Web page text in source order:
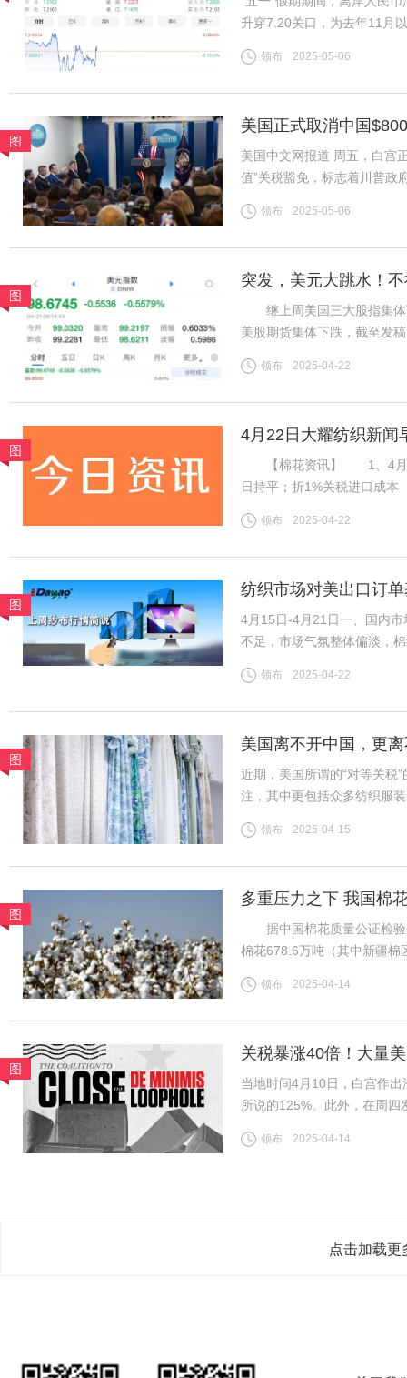
升穿7.20关口，为去年11月
美股、美债、美元涨。同时
领布 2025-05-06
图
美国正式取消中国
美国中文网报道 周五，白宫
值”关税豁免，标志着川普政
包裹积压的混乱局面而推迟
领布 2025-05-06
图
突发，美元大跳水！
继上周美国三大股指集体
美股期货集体下跌，截至发
2022年4月以来首次。截至
领布 2025-04-22
图
4月22日大耀纺织新闻
【棉花资讯】 1、4月21
日持平；折1%关税进口成本
棉山东到厂价3128B级14
领布 2025-04-22
图
纺织市场对美出口订
4月15日-4月21日一、国内
不足，市场气氛整体偏淡，
续，中小厂订单压力增加。
领布 2025-04-22
图
美国离不开中国，更
近期，美国所谓的“对等关税
注，其中更包括众多纺织服
跨境电商及小额包裹更是惠
领布 2025-04-15
图
多重压力之下 我国棉
据中国棉花质量公证检验
棉花678.6万吨（其中新疆棉
新疆/全国棉花公检总量已基
领布 2025-04-14
图
关税暴涨40倍！大量
当地时间4月10日，白宫作
所说的125%。此外，在周
到了120%；5月2日至6月1
领布 2025-04-14
点击加载更